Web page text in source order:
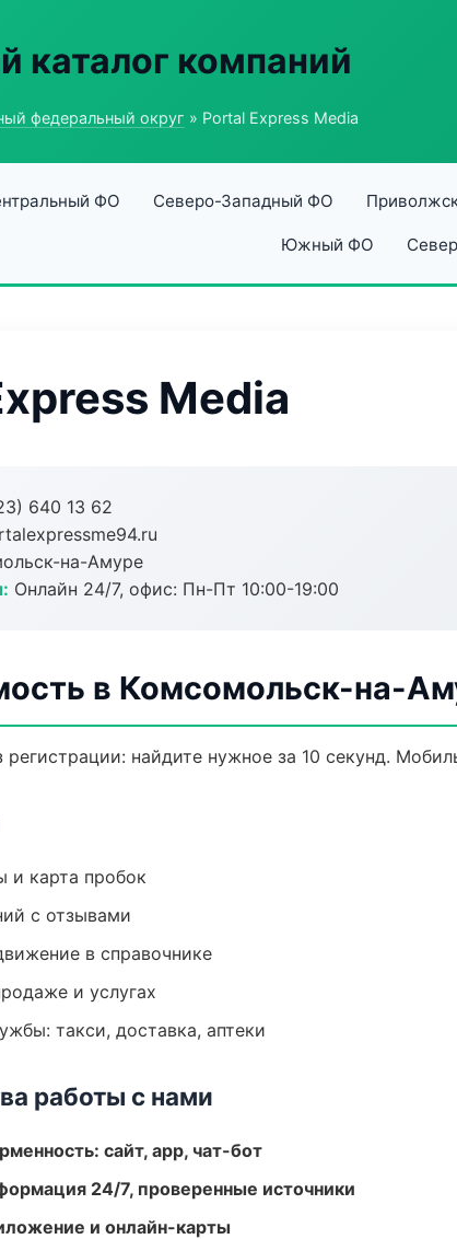
каталог компаний
федеральный округ » Portal Express Media
ФО Северо-Западный ФО
Южный ФО
Media
640 13 62
на-Амуре
Онлайн 24/7, офис: Пн-Пт 10:00-19:00
в Комсомольск-на-
найдите нужное за 10 секунд.
и карта пробок
с отзывами
в справочнике
и услугах
такси, доставка, аптеки
работы с нами
сайт, app, чат-бот
24/7, проверенные источники
и онлайн-карты